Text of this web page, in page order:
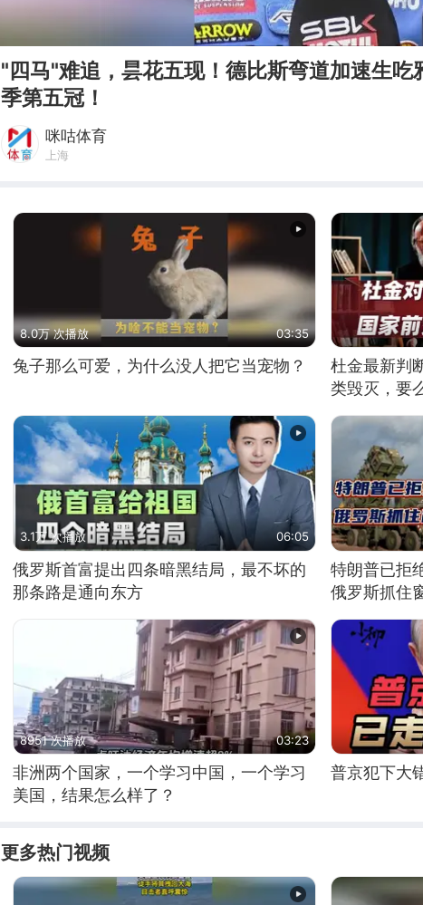
"四马"难追，昙花五现！德比斯弯道加速生吃
季第五冠！
咪咕体育
上海
8.0万 次播放 03:35
兔子那么可爱，为什么没人把它当宠物？
杜金最新判
类毁灭，要
3.1万 次播放 06:05
俄罗斯首富提出四条暗黑结局，最不坏的
那条路是通向东方
特朗普已拒
俄罗斯抓住
8951 次播放 03:23
非洲两个国家，一个学习中国，一个学习
美国，结果怎么样了？
普京犯下大
更多热门视频